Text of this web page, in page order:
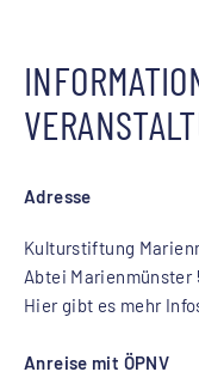
Adresse
Kulturstiftung
Abtei Marienmünster
Hier gibt es mehr
Anreise mit ÖPNV